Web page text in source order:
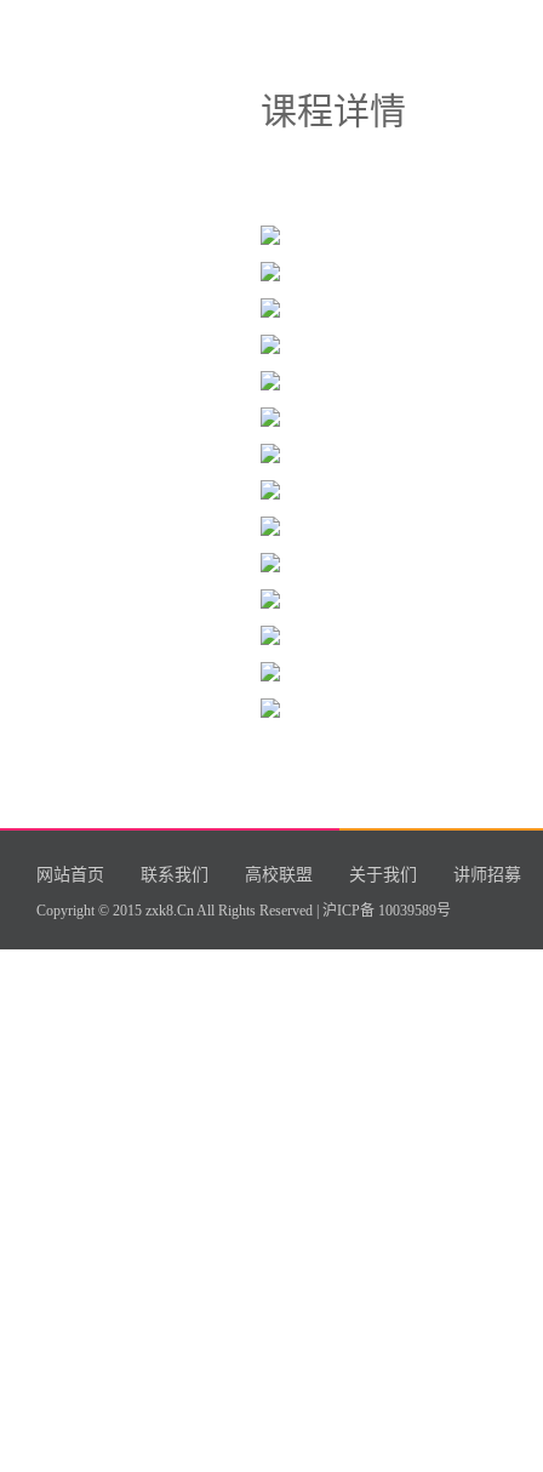
课程详情
网站首页 联系我们 高校联盟 关于我们 讲师招募
Copyright © 2015 zxk8.Cn All Rights Reserved | 沪ICP备 10039589号